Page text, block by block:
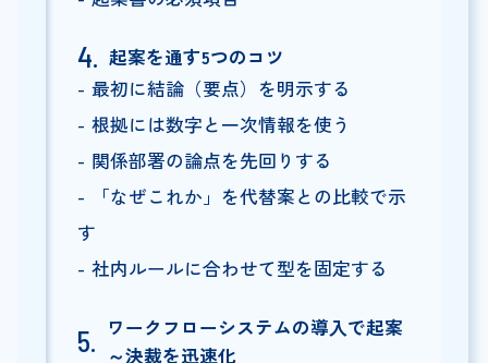
起案を通す5つのコツ
最初に結論（要点）を明示する
根拠には数字と一次情報を使う
関係部署の論点を先回りする
「なぜこれか」を代替案との比較で示
す
社内ルールに合わせて型を固定する
ワークフローシステムの導入で起案
～決裁を迅速化